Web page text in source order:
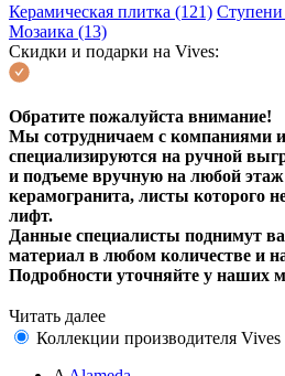
Керамическая плитка (121)
Мозаика (13)
Скидки и подарки на Vives:
Обратите пожалуйста внимание!
Мы сотрудничаем с компаниями
специализируются на ручной
и подъеме вручную на любой
керамогранита, листы которого
лифт.
Данные специалисты поднимут
материал в любом количестве и
Подробности уточняйте у наших
Читать далее
Коллекции производителя Vives